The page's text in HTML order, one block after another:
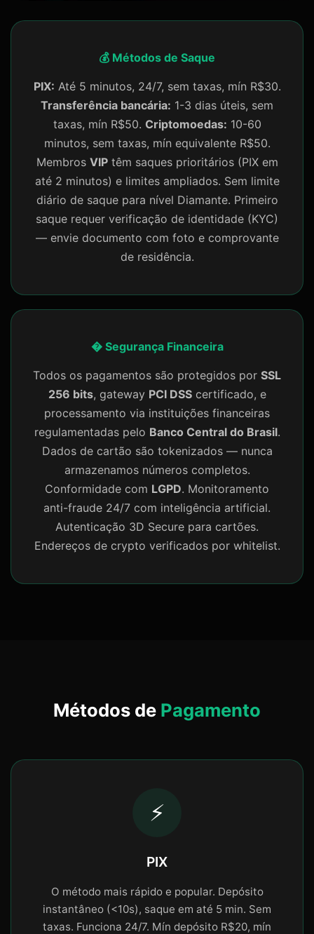
💰 Métodos de Saque
PIX: Até 5 minutos, 24/7, sem taxas, mín R$30.
Transferência bancária: 1-3 dias úteis, sem
taxas, mín R$50. Criptomoedas: 10-60
minutos, sem taxas, mín equivalente R$50.
Membros VIPtêm saques prioritários (PIX em
até 2 minutos) e limites ampliados. Sem limite
diário de saque para nível Diamante. Primeiro
saque requer verificação de identidade (KYC)
— envie documento com foto e comprovante
de residência.
� Segurança Financeira
Todos os pagamentos são protegidos por SSL
256 bits, gateway PCI DSScertificado, e
processamento via instituições financeiras
regulamentadas pelo Banco Central do Brasil.
Dados de cartão são tokenizados — nunca
armazenamos números completos.
Conformidade com LGPD. Monitoramento
anti-fraude 24/7 com inteligência artificial.
Autenticação 3D Secure para cartões.
Endereços de crypto verificados por whitelist.
Métodos de Pagamento
⚡
PIX
O método mais rápido e popular. Depósito
instantâneo (<10s), saque em até 5 min. Sem
taxas. Funciona 24/7. Mín depósito R$20, mín